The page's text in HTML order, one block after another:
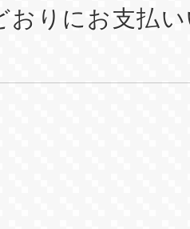
おりにお支払